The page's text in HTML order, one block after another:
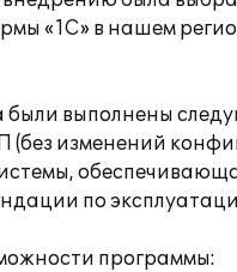
«1С» в нашем
были выполнены
(без изменений
по
программы: